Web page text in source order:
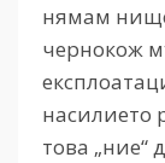
нямам
чернокож
насилието
това „ние“